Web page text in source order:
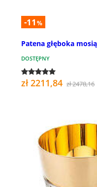
-11 %
Patena głęboka
DOSTĘPNY
zł 2211,84 zł 2478,16